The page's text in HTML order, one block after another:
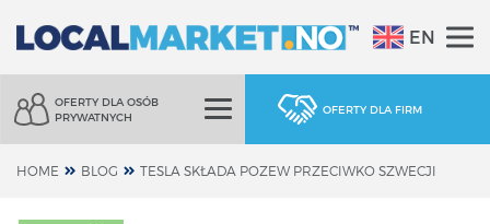
EN
OFERTY DLA OSÓB
PRYWATNYCH
OFERTY DLA FIRM
HOME BLOG TESLA SKŁADA POZEW PRZECIWKO SZWECJI